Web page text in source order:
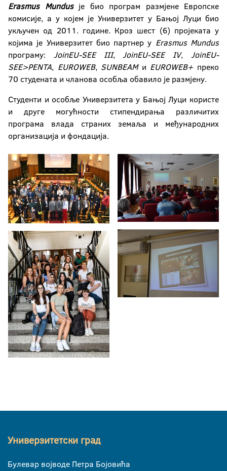
Erasmus Mundusје био програм размјене Европске
комисије, а у којем је Универзитет у Бањој Луци био
укључен од 2011. године. Кроз шест (6) пројеката у
којима је Универзитет био партнер у Erasmus Mundus
програму: JoinEU-SEE III,JoinEU-SEE IV,JoinEU-
SEE>PENTA, EUROWEB, SUNBEAMи EUROWEB+ преко
70 студената и чланова особља обавило је размјену.
Студенти и особље Универзитета у Бањој Луци користе
и друге могућности стипендирања различитих
програма влада страних земаља и међународних
организација и фондација.
Универзитетски град
Булевар војводе Петра Бојовића